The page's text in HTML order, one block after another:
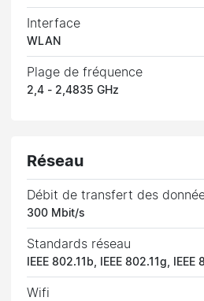
Interface
WLAN
Plage de fréquence
2,4 - 2,4835 GHz
Réseau
Débit de transfert des
300 Mbit/s
Standards réseau
IEEE 802.11b, IEEE 802.11g, IEEE
Wifi